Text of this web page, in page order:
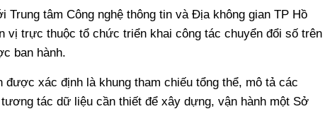
tâm Công nghệ thông tin và Địa không gian TP Hồ
vị trực thuộc tổ chức triển khai công tác chuyển đổi số trên
ban hành.
xác định là khung tham chiếu tổng thể, mô tả các
tác dữ liệu cần thiết để xây dựng, vận hành một Sở